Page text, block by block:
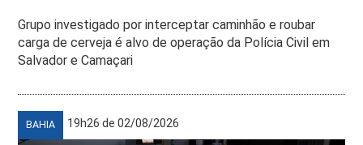
Grupo investigado por interceptar caminhão e roubar
carga de cerveja é alvo de operação da Polícia Civil em
Salvador e Camaçari
BAHIA 19h26 de 02/08/2026